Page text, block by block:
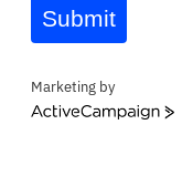
Submit
Marketing by
ActiveCampaign